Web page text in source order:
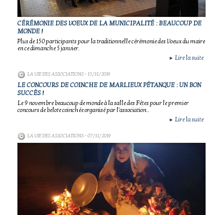
CÉRÉMONIE DES VOEUX DE LA MUNICIPALITÉ : BEAUCOUP DE
MONDE !
Plus de 150 participants pour la traditionnelle cérémonie des Voeux du maire
en ce dimanche 5 janvier.
► Lire la suite
LA VIE DES ASSOCIATIONS- 13/11/2019
LE CONCOURS DE COINCHE DE MARLIEUX PÉTANQUE : UN BON
SUCCÈS !
Le 9 novembre beaucoup de monde à la salle des Fêtes pour le premier
concours de belote coinchée organisé par l'association..
► Lire la suite
LA VIE DES ASSOCIATIONS- 07/11/2019